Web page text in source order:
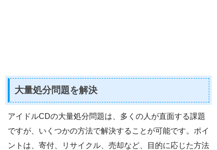
大量処分問題を解決
アイドルCDの大量処分問題は、多くの人が直面する課題
ですが、いくつかの方法で解決することが可能です。ポイ
ントは、寄付、リサイクル、売却など、目的に応じた方法